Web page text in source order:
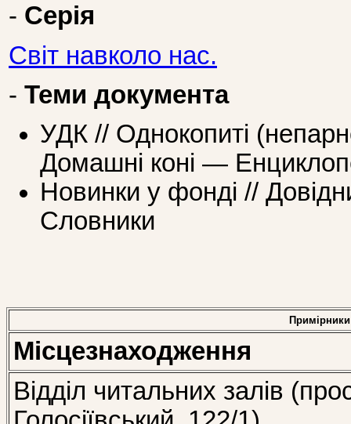
- Серія
Світ навколо нас.
- Теми документа
УДК // Однокопиті
Домашні коні —
Новинки у фонді //
Словники
Примірники
Місцезнаходження
Відділ читальних залів